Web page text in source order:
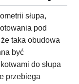
słupa,
pod
taka obudowa
być
do słupa
przebiega